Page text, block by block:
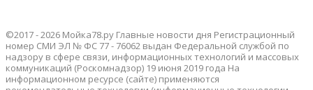
©2017 - 2026 Мойка78.ру Главные новости дня Регистрационный
номер СМИ ЭЛ № ФС 77 - 76062 выдан Федеральной службой по
надзору в сфере связи, информационных технологий и массовых
коммуникаций (Роскомнадзор) 19 июня 2019 года На
информационном ресурсе (сайте) применяются